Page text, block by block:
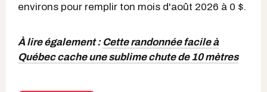
environs pour remplir ton mois d'août 2026 à 0 $.
À lire également : Cette randonnée facile à
Québec cache une sublime chute de 10 mètres